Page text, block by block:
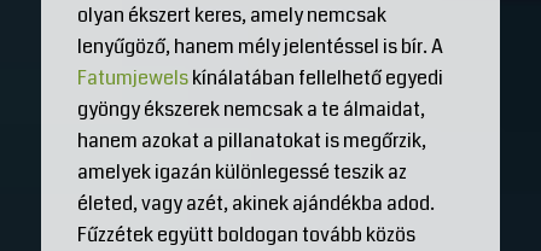
olyan ékszert keres, amely nemcsak
lenyűgöző, hanem mély jelentéssel is bír. A
Fatumjewelskínálatában fellelhető egyedi
gyöngy ékszerek nemcsak a te álmaidat,
hanem azokat a pillanatokat is megőrzik,
amelyek igazán különlegessé teszik az
életed, vagy azét, akinek ajándékba adod.
Fűzzétek együtt boldogan tovább közös